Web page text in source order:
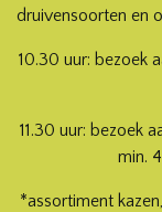
druivensoorten en
10.30 uur: bezoek
11.30 uur: bezoek
min.
*assortiment